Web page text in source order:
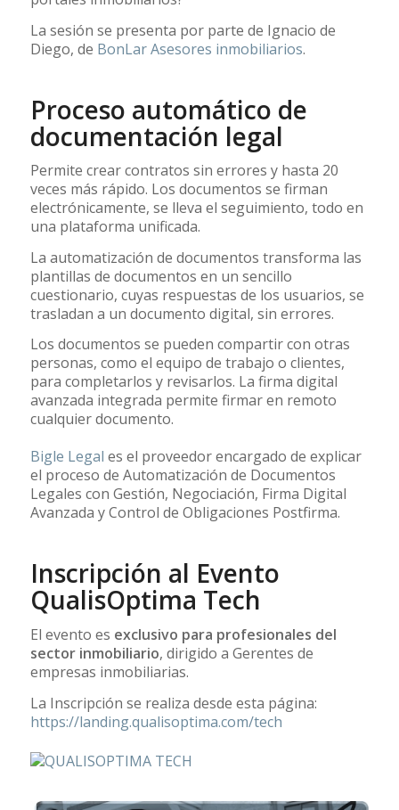
La sesión se presenta por parte de Ignacio de
Diego, de BonLar Asesores inmobiliarios.
Proceso automático de
documentación legal
Permite crear contratos sin errores y hasta 20
veces más rápido. Los documentos se firman
electrónicamente, se lleva el seguimiento, todo en
una plataforma unificada.
La automatización de documentos transforma las
plantillas de documentos en un sencillo
cuestionario, cuyas respuestas de los usuarios, se
trasladan a un documento digital, sin errores.
Los documentos se pueden compartir con otras
personas, como el equipo de trabajo o clientes,
para completarlos y revisarlos. La firma digital
avanzada integrada permite firmar en remoto
cualquier documento.
Bigle Legal es el proveedor encargado de explicar
el proceso de Automatización de Documentos
Legales con Gestión, Negociación, Firma Digital
Avanzada y Control de Obligaciones Postfirma.
Inscripción al Evento
QualisOptima Tech
El evento es exclusivo para profesionales del
sector inmobiliario, dirigido a Gerentes de
empresas inmobiliarias.
La Inscripción se realiza desde esta página:
https://landing.qualisoptima.com/tech